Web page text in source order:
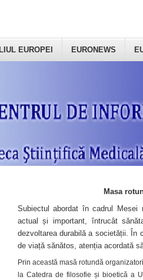
EUROPEI EURONEWS
Masa
Subiectul abordat în cadrul Mesei
actual și important, întrucât
dezvoltarea durabilă a societății. În
de viață sănătos, atenția acordată
Prin această masă rotundă
la Catedra de filosofie și bioetică a